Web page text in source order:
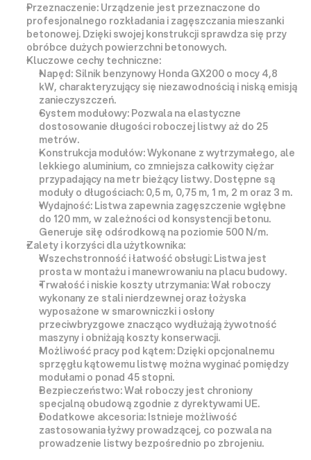
Przeznaczenie: Urządzenie jest przeznaczone do
profesjonalnego rozkładania i zagęszczania mieszanki
betonowej. Dzięki swojej konstrukcji sprawdza się przy
obróbce dużych powierzchni betonowych.
Kluczowe cechy techniczne:
Napęd: Silnik benzynowy Honda GX200 o mocy 4,8
kW, charakteryzujący się niezawodnością i niską emisją
zanieczyszczeń.
System modułowy: Pozwala na elastyczne
dostosowanie długości roboczej listwy aż do 25
metrów.
Konstrukcja modułów:
lekkiego aluminium, co zmniejsza całkowity ciężar
przypadający na metr bieżący listwy. Dostępne są
moduły o długościach: 0,5 m, 0,75 m, 1 m, 2 m oraz 3 m.
Wydajność: Listwa zapewnia zagęszczenie wgłębne
do 120 mm, w zależności od konsystencji betonu.
Generuje siłę odśrodkową na poziomie 500 N/m.
Zalety i korzyści dla użytkownika:
Wszechstronność i łatwość obsługi: Listwa jest
prosta w montażu i manewrowaniu na placu budowy.
Trwałość i niskie koszty utrzymania: Wał roboczy
wykonany ze stali nierdzewnej oraz łożyska
wyposażone w smarowniczki i osłony
przeciwbryzgowe znacząco wydłużają żywotność
maszyny i obniżają koszty konserwacji.
Możliwość pracy pod kątem: Dzięki opcjonalnemu
sprzęgłu kątowemu listwę można wyginać pomiędzy
modułami o ponad 45 stopni.
Bezpieczeństwo: Wał roboczy jest chroniony
specjalną obudową zgodnie z dyrektywami UE.
Dodatkowe akcesoria: Istnieje możliwość
zastosowania łyżwy prowadzącej, co pozwala na
prowadzenie listwy bezpośrednio po zbrojeniu.